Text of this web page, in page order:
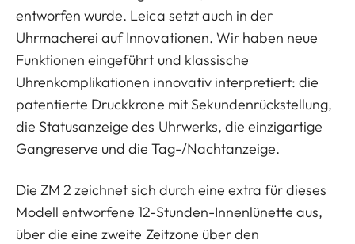
entworfen wurde. Leica setzt auch in der
Uhrmacherei auf Innovationen. Wir haben neue
Funktionen eingeführt und klassische
Uhrenkomplikationen innovativ interpretiert: die
patentierte Druckkrone mit Sekundenrückstellung,
die Statusanzeige des Uhrwerks, die einzigartige
Gangreserve und die Tag-/Nachtanzeige.
Die ZM 2 zeichnet sich durch eine extra für dieses
Modell entworfene 12-Stunden-Innenlünette aus,
über die eine zweite Zeitzone über den